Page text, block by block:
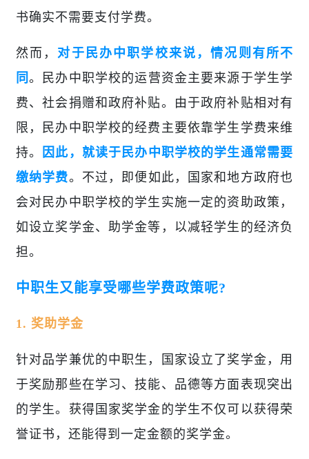
书确实不需要支付学费。
然而，对于民办中职学校来说，情况则有所不
同。民办中职学校的运营资金主要来源于学生学
费、社会捐赠和政府补贴。由于政府补贴相对有
限，民办中职学校的经费主要依靠学生学费来维
持。
因此，就读于民办中职学校的学生通常需要
缴纳学费。不过，即便如此，国家和地方政府也
会对民办中职学校的学生实施一定的资助政策，
如设立奖学金、助学金等，以减轻学生的经济负
担。
中职生又能享受哪些学费政策呢?
1. 奖助学金
针对品学兼优的中职生，国家设立了奖学金，用
于奖励那些在学习、技能、品德等方面表现突出
的学生。获得国家奖学金的学生不仅可以获得荣
誉证书，还能得到一定金额的奖学金。